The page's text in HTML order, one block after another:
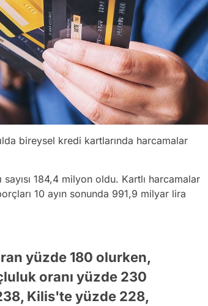
bireysel kredi kartlarında harcamalar
184,4 milyon oldu. Kartlı harcamalar
10 ayın sonunda 991,9 milyar lira
yüzde 180 olurken,
oranı yüzde 230
Kilis'te yüzde 228,